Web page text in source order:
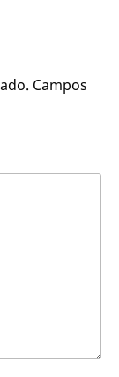
Campos